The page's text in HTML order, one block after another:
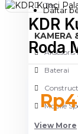
Daftar
Tas
KAMERA
Baterai
Mobile
View More
KDR
Roda